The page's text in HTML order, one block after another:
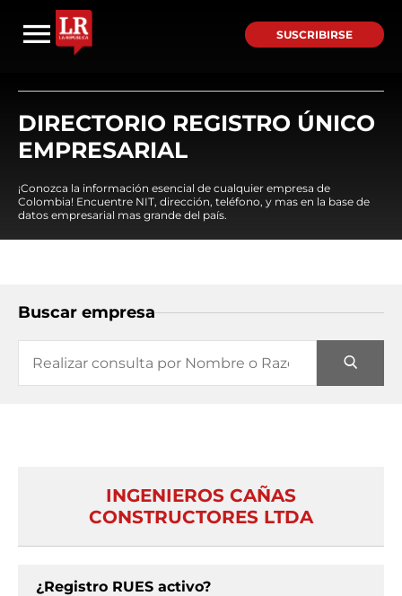
SUSCRIBIRSE
DIRECTORIO REGISTRO ÚNICO
EMPRESARIAL
¡Conozca la información esencial de cualquier empresa de
Colombia! Encuentre NIT, dirección, teléfono, y mas en la base de
datos empresarial mas grande del país.
Buscar empresa
INGENIEROS CAÑAS
CONSTRUCTORES LTDA
¿Registro RUES activo?